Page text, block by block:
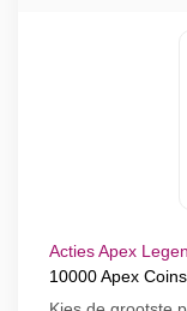
Acties Apex
10000 Apex